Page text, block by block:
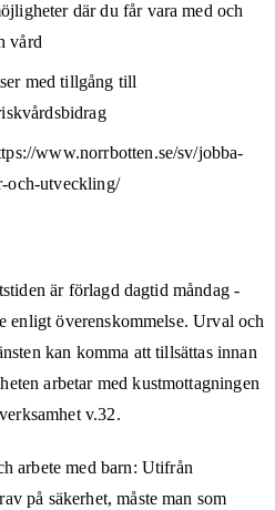
där du får vara med och
vård
med tillgång till
www.norrbotten.se/sv/jobba-
och-utveckling/
är förlagd dagtid måndag -
enligt överenskommelse. Urval och
kan komma att tillsättas innan
arbetar med kustmottagningen
v.32.
arbete med barn: Utifrån
på säkerhet, måste man som